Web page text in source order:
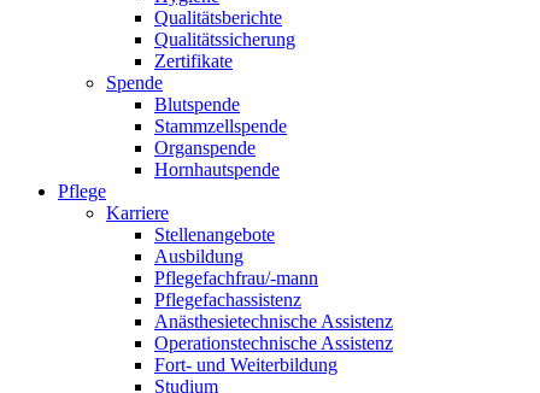
Qualitätsberichte
Qualitätssicherung
Zertifikate
Spende
Blutspende
Stammzellspende
Organspende
Hornhautspende
Pflege
Karriere
Stellenangebote
Ausbildung
Pflegefachfrau/-mann
Pflegefachassistenz
Anästhesietechnische Assistenz
Operationstechnische Assistenz
Fort- und Weiterbildung
Studium